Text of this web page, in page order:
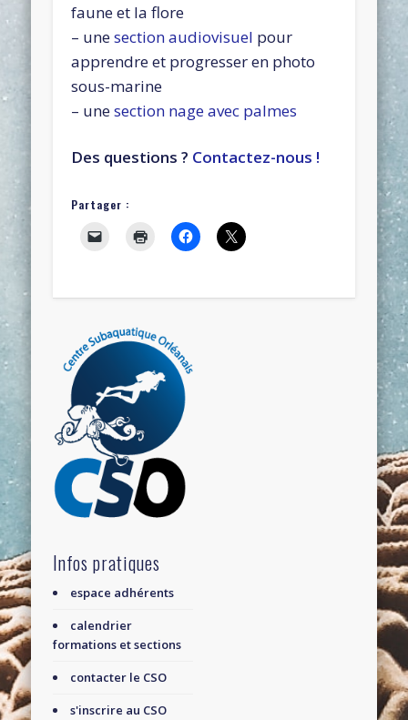
faune et la flore
– unesection audiovisuel pour
apprendre et progresser en photo
sous-marine
– unesection nage avec palmes
Des questions ? Contactez-nous !
Partager :
Infos pratiques
espace adhérents
calendrier
formations et sections
contacter le CSO
s'inscrire au CSO